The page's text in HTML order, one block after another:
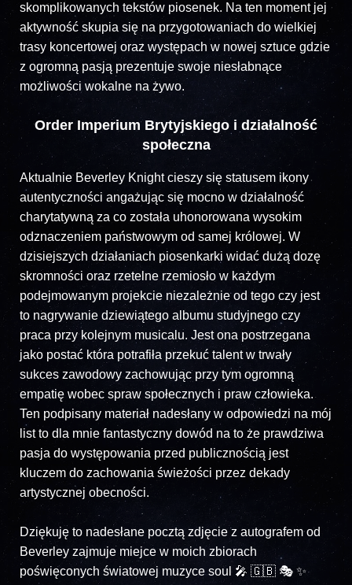
skomplikowanych tekstów piosenek. Na ten moment jej
aktywność skupia się na przygotowaniach do wielkiej
trasy koncertowej oraz występach w nowej sztuce gdzie
z ogromną pasją prezentuje swoje niesłabnące
możliwości wokalne na żywo.
Order Imperium Brytyjskiego i działalność
społeczna
Aktualnie Beverley Knight cieszy się statusem ikony
autentyczności angażując się mocno w działalność
charytatywną za co została uhonorowana wysokim
odznaczeniem państwowym od samej królowej. W
dzisiejszych działaniach piosenkarki widać dużą dozę
skromności oraz rzetelne rzemiosło w każdym
podejmowanym projekcie niezależnie od tego czy jest
to nagrywanie dziewiątego albumu studyjnego czy
praca przy kolejnym musicalu. Jest ona postrzegana
jako postać która potrafiła przekuć talent w trwały
sukces zawodowy zachowując przy tym ogromną
empatię wobec spraw społecznych i praw człowieka.
Ten podpisany materiał nadesłany w odpowiedzi na mój
list to dla mnie fantastyczny dowód na to że prawdziwa
pasja do występowania przed publicznością jest
kluczem do zachowania świeżości przez dekady
artystycznej obecności.
Dziękuję to nadesłane pocztą zdjęcie z autografem od
Beverley zajmuje miejce w moich zbiorach
poświęconych światowej muzyce soul 🎤 🇬🇧 🎭 ✨